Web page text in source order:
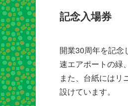
記念入場券
開業30周年を記念
速エアポートの緑
また、台紙にはリ
設けています。